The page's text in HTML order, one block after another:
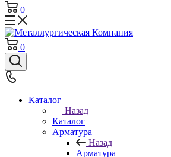
0
0
Каталог
Назад
Каталог
Арматура
Назад
Арматура